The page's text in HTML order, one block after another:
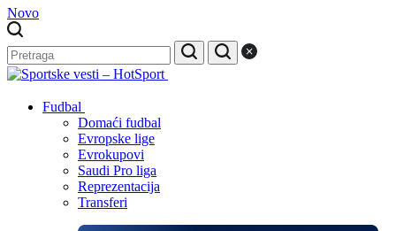
Novo
Fudbal
Domaći fudbal
Evropske lige
Evrokupovi
Saudi Pro liga
Reprezentacija
Transferi